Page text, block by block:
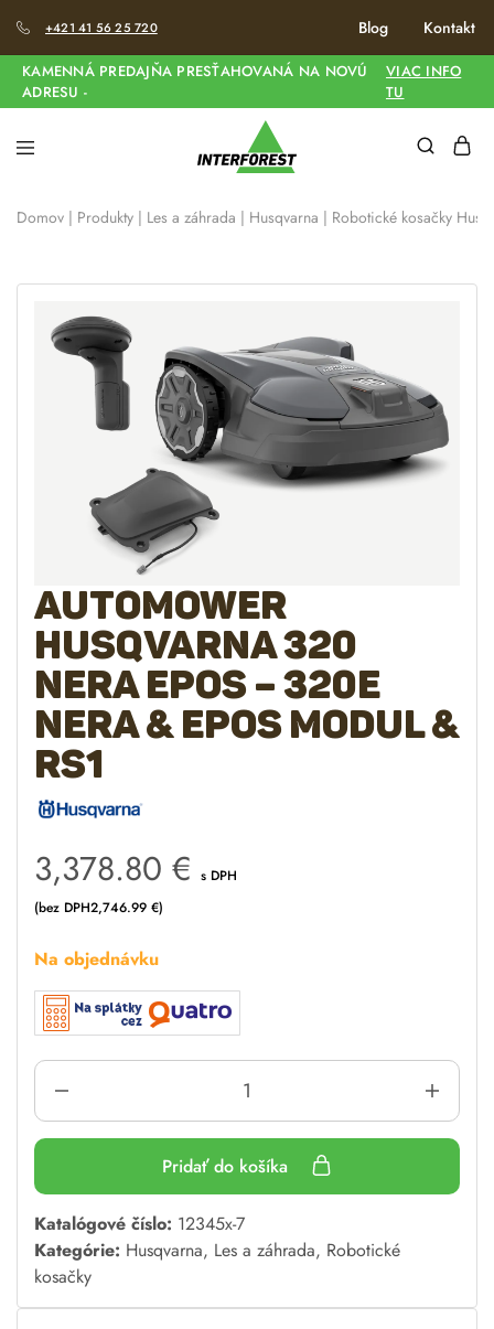
+421 41 56 25 720 Blog Kontakt
KAMENNÁ PREDAJŇA PRESŤAHOVANÁ NA NOVÚ
ADRESU -
VIAC INFO
TU
Domov | Produkty | Les a záhrada | Husqvarna | Robotické kosačky
AUTOMOWER
Husqvarna 320
NERA EPOS – 320E
NERA & EPOS modul &
RS1
3,378.80 € s DPH
(bez DPH2,746.99 €)
Na objednávku
Pridať do košíka
A
l
t
e
Katalógové číslo: 12345x-7
Kategórie: Husqvarna, Les a záhrada, Robotické
kosačky